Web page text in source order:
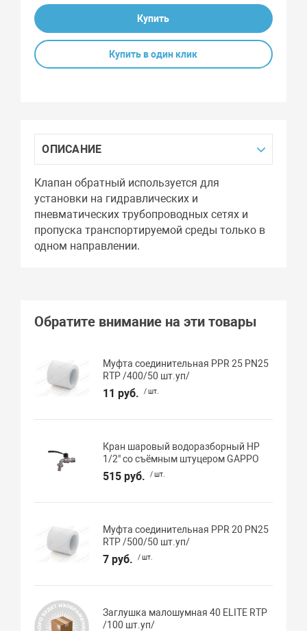
Купить
Купить в один клик
ОПИСАНИЕ
Клапан обратный используется для
установки на гидравлических и
пневматических трубопроводных сетях и
пропуска транспортируемой среды только в
одном направлении.
Обратите внимание на эти товары
Муфта соединительная PPR 25 PN25
RTP /400/50 шт.уп/
11 руб. / шт.
Кран шаровый водоразборный НР
1/2" со съёмным штуцером GAPPO
515 руб. / шт.
Муфта соединительная PPR 20 PN25
RTP /500/50 шт.уп/
7 руб. / шт.
Заглушка малошумная 40 ELITE RTP
/100 шт.уп/